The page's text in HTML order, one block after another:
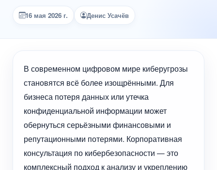
16 мая 2026 г. Денис Усачёв
В современном цифровом мире киберугрозы
становятся всё более изощрёнными. Для
бизнеса потеря данных или утечка
конфиденциальной информации может
обернуться серьёзными финансовыми и
репутационными потерями. Корпоративная
консультация по кибербезопасности — это
комплексный подход к анализу и укреплению